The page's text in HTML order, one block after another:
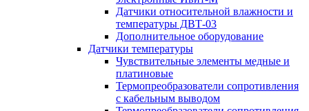
Датчики относительной влажности и
температуры ДВТ-03
Дополнительное оборудование
Датчики температуры
Чувствительные элементы медные и
платиновые
Термопреобразователи сопротивления
с кабельным выводом